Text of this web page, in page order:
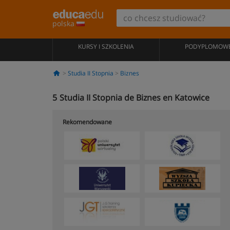
polska
KURSY I SZKOLENIA
Studia II Stopnia Biznes
5 Studia II Stopnia de Biznes en Katowice
Rekomendowane